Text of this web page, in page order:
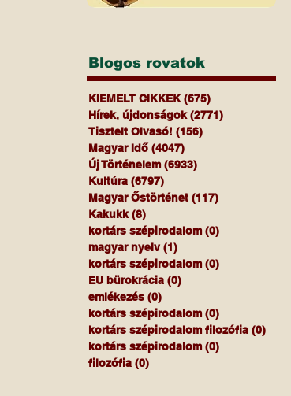
Blogos rovatok
KIEMELT CIKKEK (675)
Hírek, újdonságok (2771)
Tisztelt Olvasó! (156)
Magyar Idő (4047)
Új Történelem (6933)
Kultúra (6797)
Magyar Őstörténet (117)
Kakukk (8)
kortárs szépirodalom (0)
magyar nyelv (1)
kortárs szépirodalom (0)
EU bürokrácia (0)
emlékezés (0)
kortárs szépirodalom (0)
kortárs szépirodalom filozófia (0)
kortárs szépirodalom (0)
filozófia (0)